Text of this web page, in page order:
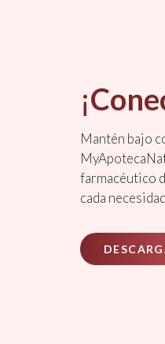
¡
Mantén bajo
farmacéutico
cada